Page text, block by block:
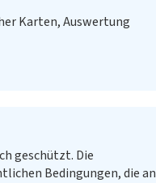
Karten, Auswertung
geschützt. Die
Bedingungen, die an